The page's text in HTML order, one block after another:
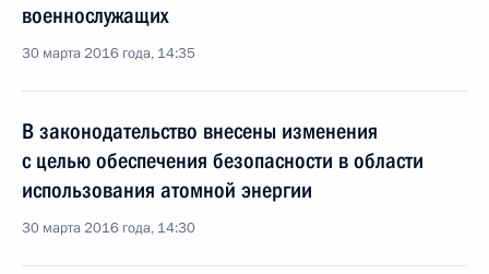
военнослужащих
30 марта 2016 года, 14:35
В законодательство внесены изменения
с целью обеспечения безопасности в области
использования атомной энергии
30 марта 2016 года, 14:30